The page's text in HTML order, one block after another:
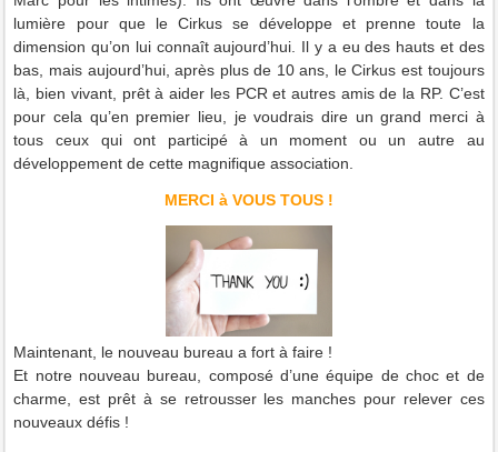
lumière pour que le Cirkus se développe et prenne toute la
dimension qu’on lui connaît aujourd’hui. Il y a eu des hauts et des
bas, mais aujourd’hui, après plus de 10 ans, le Cirkus est toujours
là, bien vivant, prêt à aider les PCR et autres amis de la RP. C’est
pour cela qu’en premier lieu, je voudrais dire un grand merci à
tous ceux qui ont participé à un moment ou un autre au
développement de cette magnifique association.
MERCI à VOUS TOUS !
Maintenant, le nouveau bureau a fort à faire !
Et notre nouveau bureau, composé d’une équipe de choc et de
charme, est prêt à se retrousser les manches pour relever ces
nouveaux défis !